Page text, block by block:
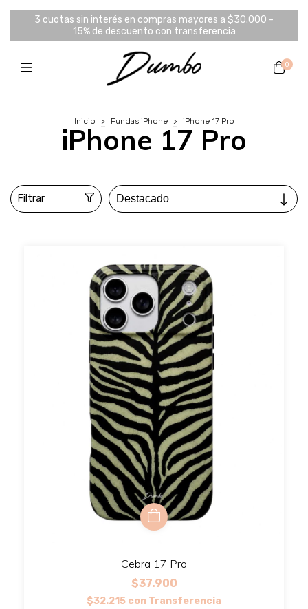
3 cuotas sin interés en compras mayores a $30.000 -
15% de descuento con transferencia
0
Inicio > Fundas iPhone > iPhone 17 Pro
iPhone 17 Pro
Filtrar
Cebra 17 Pro
$37.900
$32.215 con Transferencia